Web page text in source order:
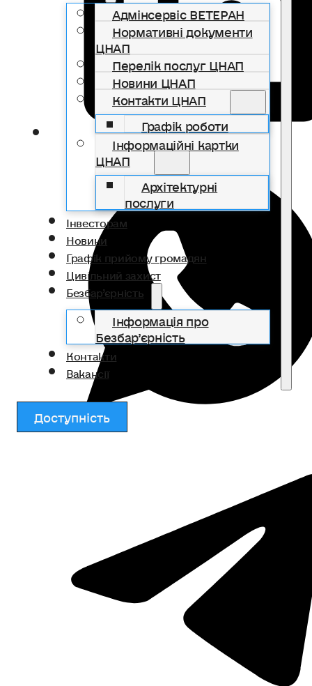
Адмінсервіс ВЕТЕРАН
Нормативні документи
ЦНАП
Перелік послуг ЦНАП
Новини ЦНАП
Контакти ЦНАП
Графік роботи
Інформаційні картки
ЦНАП
Архітектурні
послуги
Інвесторам
Новини
Графік прийому громадян
Цивільний захист
Безбар’єрність
Інформація про
Безбар’єрність
Контакти
Вакансії
Доступність